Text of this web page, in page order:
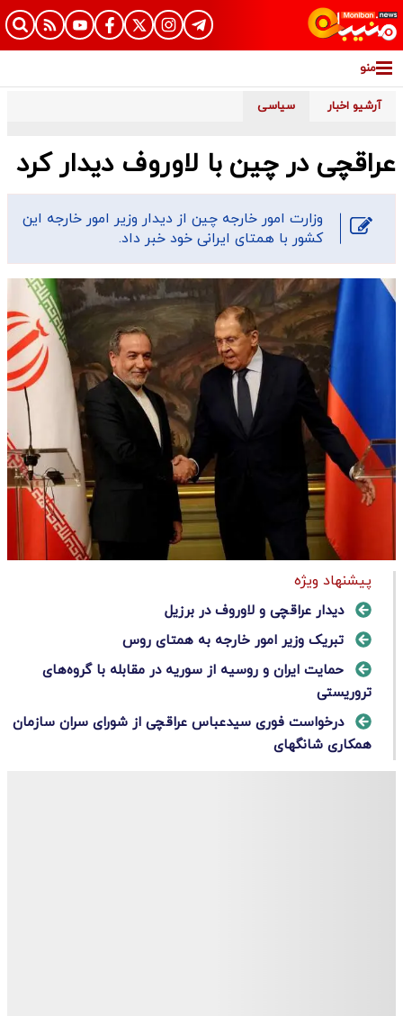
منو
آرشیو اخبار سیاسی
عراقچی در چین با لاوروف دیدار کرد
وزارت امور خارجه چین از دیدار وزیر امور خارجه این
کشور با همتای ایرانی خود خبر داد.
پیشنهاد ویژه
دیدار عراقچی و لاوروف در برزیل
تبریک وزیر امور خارجه به همتای روس
حمایت ایران و روسیه از سوریه در مقابله با گروه‌های
تروریستی
درخواست فوری سیدعباس عراقچی از شورای سران سازمان
همکاری شانگهای